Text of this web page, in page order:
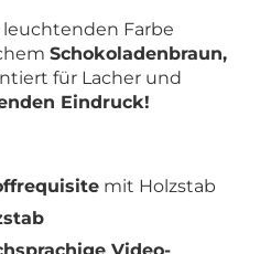
Farbe
Schokoladenbraun,
für Lacher und
Eindruck!
mit Holzstab
Video-